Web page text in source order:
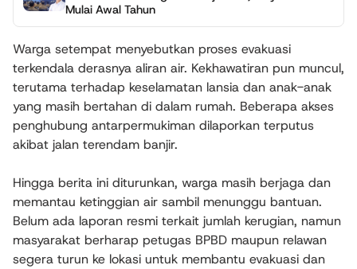
Mulai Awal Tahun
Warga setempat menyebutkan proses evakuasi
terkendala derasnya aliran air. Kekhawatiran pun muncul,
terutama terhadap keselamatan lansia dan anak-anak
yang masih bertahan di dalam rumah. Beberapa akses
penghubung antarpermukiman dilaporkan terputus
akibat jalan terendam banjir.
Hingga berita ini diturunkan, warga masih berjaga dan
memantau ketinggian air sambil menunggu bantuan.
Belum ada laporan resmi terkait jumlah kerugian, namun
masyarakat berharap petugas BPBD maupun relawan
segera turun ke lokasi untuk membantu evakuasi dan